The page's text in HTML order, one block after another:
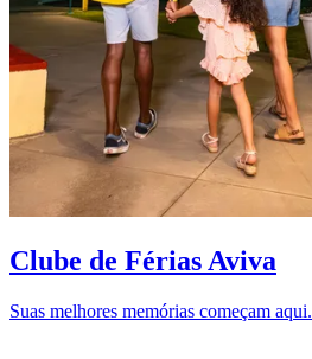
Clube de Férias Aviva
Suas melhores memórias começam aqui.